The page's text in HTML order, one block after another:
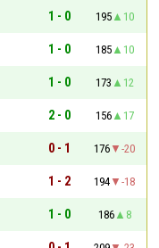
1 - 0 195
10
1 - 0 185
10
1 - 0 173
12
2 - 0 156
17
0 - 1 176
-20
1 - 2 194
-18
1 - 0 186
8